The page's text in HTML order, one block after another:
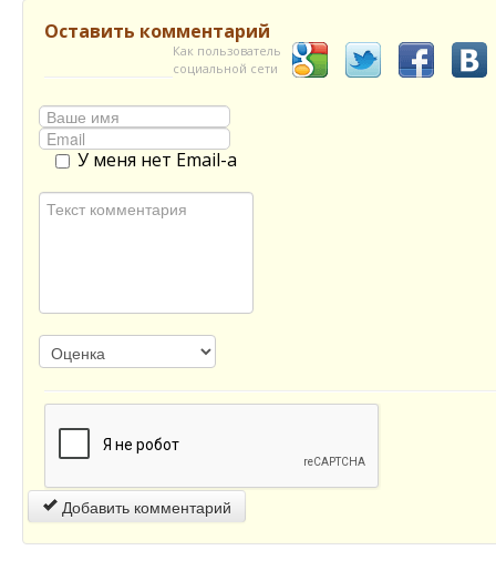
Оставить комментарий
Как пользователь
социальной сети
У меня нет Email-а
Добавить комментарий